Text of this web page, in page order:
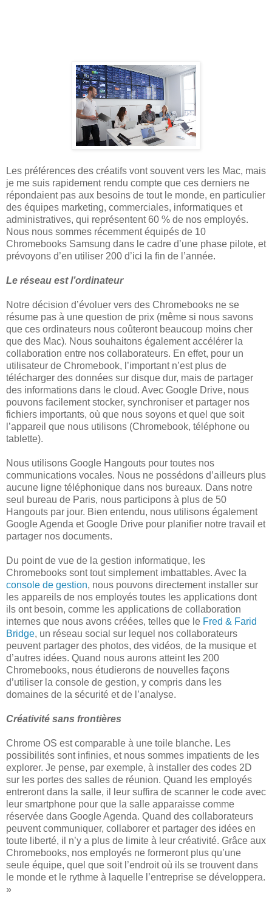
Les préférences des créatifs vont souvent vers les Mac, mais
je me suis rapidement rendu compte que ces derniers ne
répondaient pas aux besoins de tout le monde, en particulier
des équipes marketing, commerciales, informatiques et
administratives, qui représentent 60 % de nos employés.
Nous nous sommes récemment équipés de 10
Chromebooks Samsung dans le cadre d’une phase pilote, et
prévoyons d’en utiliser 200 d’ici la fin de l’année.
Le réseau est l’ordinateur
Notre décision d’évoluer vers des Chromebooks ne se
résume pas à une question de prix (même si nous savons
que ces ordinateurs nous coûteront beaucoup moins cher
que des Mac). Nous souhaitons également accélérer la
collaboration entre nos collaborateurs. En effet, pour un
utilisateur de Chromebook, l’important n’est plus de
télécharger des données sur disque dur, mais de partager
des informations dans le cloud. Avec Google Drive, nous
pouvons facilement stocker, synchroniser et partager nos
fichiers importants, où que nous soyons et quel que soit
l’appareil que nous utilisons (Chromebook, téléphone ou
tablette).
Nous utilisons Google Hangouts pour toutes nos
communications vocales. Nous ne possédons d’ailleurs plus
aucune ligne téléphonique dans nos bureaux. Dans notre
seul bureau de Paris, nous participons à plus de 50
Hangouts par jour. Bien entendu, nous utilisons également
Google Agenda et Google Drive pour planifier notre travail et
partager nos documents.
Du point de vue de la gestion informatique, les
Chromebooks sont tout simplement imbattables. Avec la
console de gestion, nous pouvons directement installer sur
les appareils de nos employés toutes les applications dont
ils ont besoin, comme les applications de collaboration
internes que nous avons créées, telles que le Fred & Farid
Bridge, un réseau social sur lequel nos collaborateurs
peuvent partager des photos, des vidéos, de la musique et
d’autres idées. Quand nous aurons atteint les 200
Chromebooks, nous étudierons de nouvelles façons
d’utiliser la console de gestion, y compris dans les
domaines de la sécurité et de l’analyse.
Créativité sans frontières
Chrome OS est comparable à une toile blanche. Les
possibilités sont infinies, et nous sommes impatients de les
explorer. Je pense, par exemple, à installer des codes 2D
sur les portes des salles de réunion. Quand les employés
entreront dans la salle, il leur suffira de scanner le code avec
leur smartphone pour que la salle apparaisse comme
réservée dans Google Agenda. Quand des collaborateurs
peuvent communiquer, collaborer et partager des idées en
toute liberté, il n’y a plus de limite à leur créativité. Grâce aux
Chromebooks, nos employés ne formeront plus qu’une
seule équipe, quel que soit l’endroit où ils se trouvent dans
le monde et le rythme à laquelle l’entreprise se développera.
»